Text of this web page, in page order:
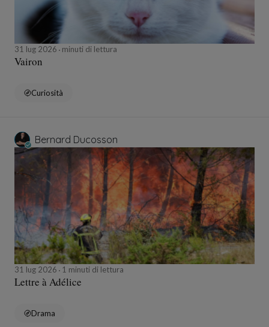
31 lug 2026 minuti di lettura
Vairon
Curiosità
Bernard Ducosson
31 lug 2026 1 minuti di lettura
Lettre à Adélice
Drama